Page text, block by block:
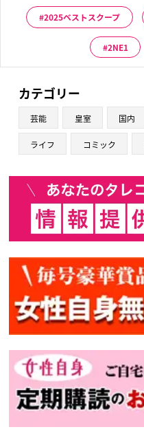
2025ベストスクープ
2NE1
カテゴリー
芸能 皇室 国内
ライフ コミック